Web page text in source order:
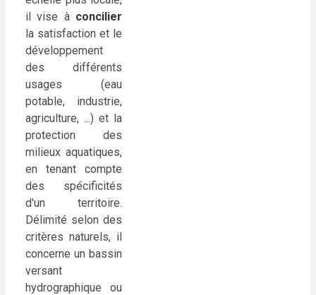
il vise à concilier
la satisfaction et le
développement
des différents
usages (eau
potable, industrie,
agriculture, ...) et la
protection des
milieux aquatiques,
en tenant compte
des spécificités
d'un territoire.
Délimité selon des
critères naturels, il
concerne un bassin
versant
hydrographique ou